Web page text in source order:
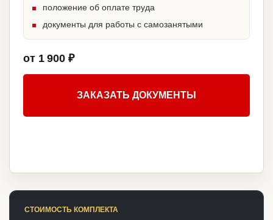
положение об оплате труда
документы для работы с самозанятыми
от 1 900 ₽
ЗАКАЗАТЬ ДОКУМЕНТЫ
СТОИМОСТЬ КОМПЛЕКТА